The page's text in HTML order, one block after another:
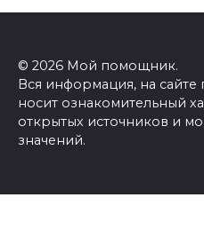
© 2026 Мой помощник.
Вся информация, на сайте
носит ознакомительный
открытых источников и
значений.